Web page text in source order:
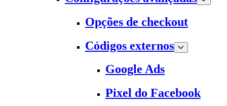
Opções de checkout
Códigos externos
Google Ads
Pixel do Facebook